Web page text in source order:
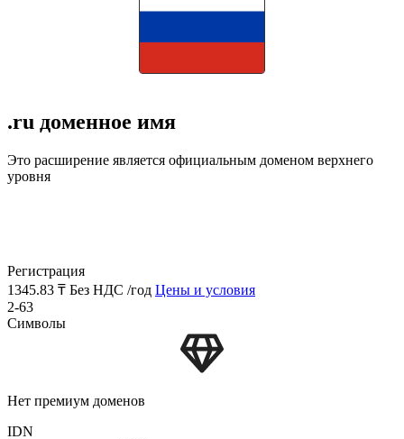
.ru доменное имя
Это расширение является официальным доменом верхнего
уровня
Регистрация
1345.83 ₸ Без НДС /год Цены и условия
2-63
Символы
Нет премиум доменов
IDN